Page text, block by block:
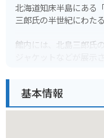
北海道知床半島にある
三郎氏の半世紀にわた
館内には、北島三郎氏
ジャケットなどが展示
館」で北島三郎氏の楽
基本情報